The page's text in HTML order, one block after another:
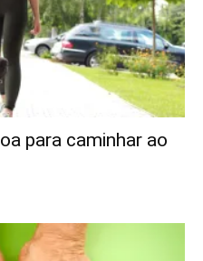
para caminhar ao